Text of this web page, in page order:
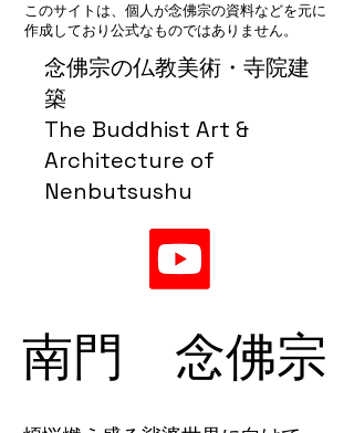
念佛宗の仏教美術・寺院建
築
The Buddhist Art &
Architecture of
Nenbutsushu
このサイトは、個人が念佛宗の資料などを元に
作成しており公式なものではありません。
南門 念佛宗